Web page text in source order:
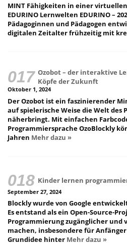
MINT Fähigkeiten in einer
EDURINO Lernwelten EDURINO –
Pädagoginnen und Pädagogen
digitalen Zeitalter frühzeitig mit
Ozobot – der interaktive
Köpfe der Zukunft
Oktober 1, 2024
Der Ozobot ist ein faszinierender
auf spielerische Weise die Welt des
näherbringt. Mit einfachen
Programmiersprache OzoBlockly
Jahren Mehr dazu »
Kinder lernen
September 27, 2024
Blockly wurde von Google
Es entstand als ein Open-Source-
Programmierung zugänglicher und
machen, insbesondere für
Grundidee hinter Mehr dazu »